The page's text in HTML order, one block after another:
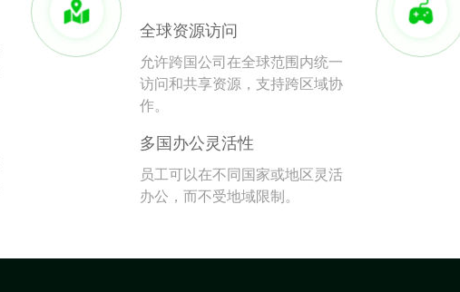
全球资源访问
允许跨国公司在全球范围内统一
访问和共享资源，支持跨区域协
作。
多国办公灵活性
员工可以在不同国家或地区灵活
办公，而不受地域限制。